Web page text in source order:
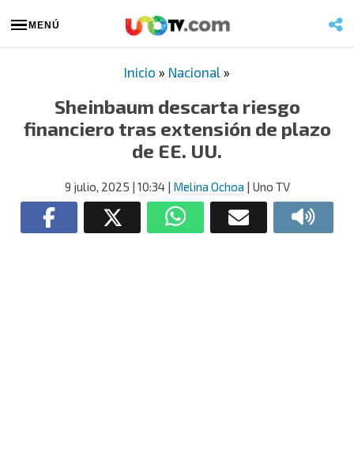
MENÚ
Inicio » Nacional »
Sheinbaum descarta riesgo
financiero tras extensión de plazo
de EE. UU.
9 julio, 2025 | 10:34| Melina Ochoa | Uno TV